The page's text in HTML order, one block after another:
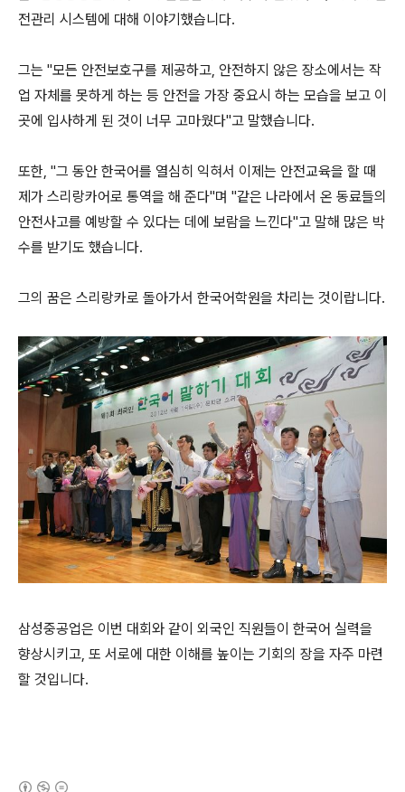
전관리 시스템에 대해 이야기했습니다.
그는 "모든 안전보호구를 제공하고, 안전하지 않은 장소에서는 작
업 자체를 못하게 하는 등 안전을 가장 중요시 하는 모습을 보고 이
곳에 입사하게 된 것이 너무 고마웠다"고 말했습니다.
또한, "그 동안 한국어를 열심히 익혀서 이제는 안전교육을 할 때
제가 스리랑카어로 통역을 해 준다"며 "같은 나라에서 온 동료들의
안전사고를 예방할 수 있다는 데에 보람을 느낀다"고 말해 많은 박
수를 받기도 했습니다.
그의 꿈은 스리랑카로 돌아가서 한국어학원을 차리는 것이랍니다.
삼성중공업은 이번 대회와 같이 외국인 직원들이 한국어 실력을
향상시키고, 또 서로에 대한 이해를 높이는 기회의 장을 자주 마련
할 것입니다.